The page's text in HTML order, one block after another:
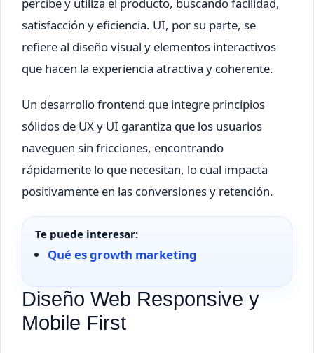
satisfacción y eficiencia. UI, por su parte, se
refiere al diseño visual y elementos interactivos
que hacen la experiencia atractiva y coherente.
Un desarrollo frontend que integre principios
sólidos de UX y UI garantiza que los usuarios
naveguen sin fricciones, encontrando
rápidamente lo que necesitan, lo cual impacta
positivamente en las conversiones y retención.
Te puede interesar:
Qué es growth marketing
Diseño Web Responsive y
Mobile First